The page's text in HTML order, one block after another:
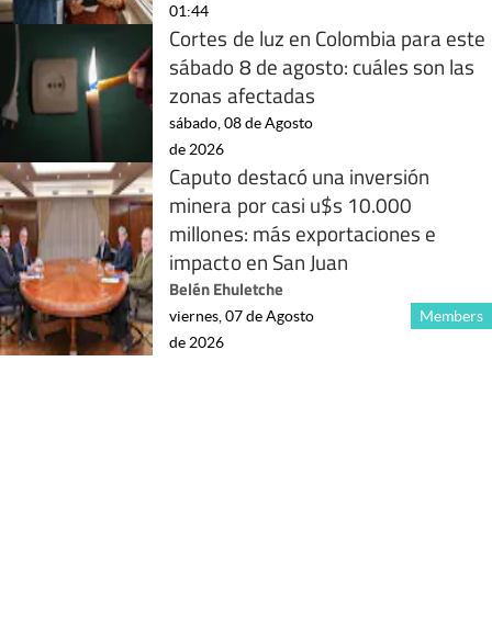
01:44
Cortes de luz en Colombia para este
sábado 8 de agosto: cuáles son las
zonas afectadas
sábado, 08 de Agosto
de 2026
Caputo destacó una inversión
minera por casi u$s 10.000
millones: más exportaciones e
impacto en San Juan
Belén Ehuletche
Members
viernes, 07 de Agosto
de 2026